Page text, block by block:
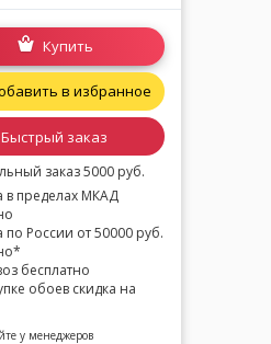
Купить
в избранное
Быстрый заказ
заказ 5000 руб.
в пределах МКАД
по России от 50000 руб.
бесплатно
обоев скидка на
у менеджеров